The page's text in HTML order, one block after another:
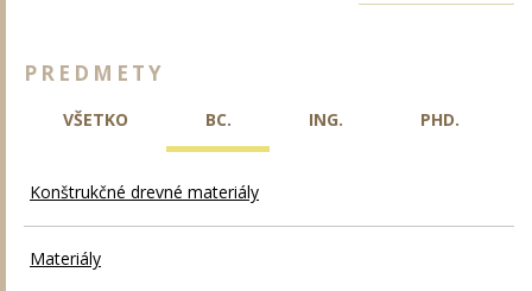
PREDMETY
VŠETKO BC. ING. PHD.
Konštrukčné drevné materiály
Materiály